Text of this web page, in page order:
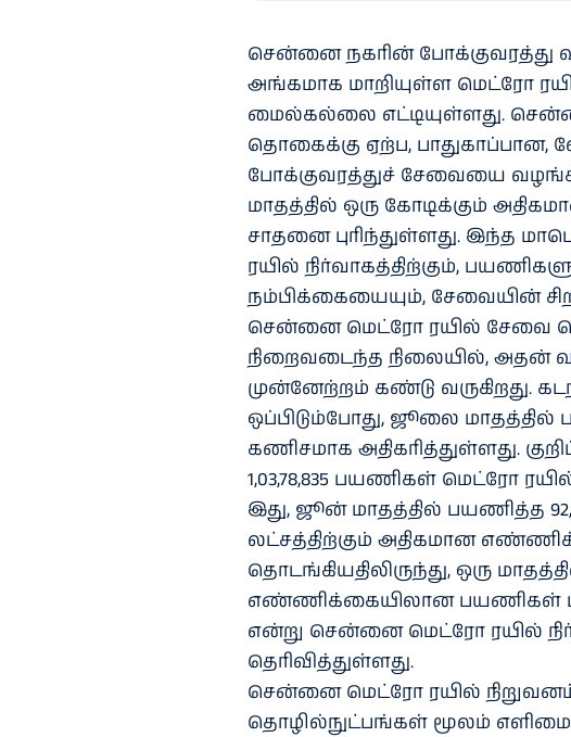
சென்னை நகரின் போக்குவரத்து
அங்கமாக மாறியுள்ள மெட்ரோ
மைல்கல்லை எட்டியுள்ளது.
தொகைக்கு ஏற்ப, பாதுகாப்பான,
போக்குவரத்துச் சேவையை
மாதத்தில் ஒரு கோடிக்கும்
சாதனை புரிந்துள்ளது. இந்த
ரயில் நிர்வாகத்திற்கும்,
நம்பிக்கையையும், சேவையின்
சென்னை மெட்ரோ ரயில் சேவை
நிறைவடைந்த நிலையில், அதன்
முன்னேற்றம் கண்டு வருகிறது.
ஒப்பிடும்போது, ஜூலை
கணிசமாக அதிகரித்துள்ளது.
1,03,78,835 பயணிகள் மெட்ரோ
இது, ஜூன் மாதத்தில் பயணித்த
லட்சத்திற்கும் அதிகமான
தொடங்கியதிலிருந்து, ஒரு
எண்ணிக்கையிலான பயணிகள்
என்று சென்னை மெட்ரோ ரயில்
தெரிவித்துள்ளது.
சென்னை மெட்ரோ ரயில்
தொழில்நுட்பங்கள் மூலம்